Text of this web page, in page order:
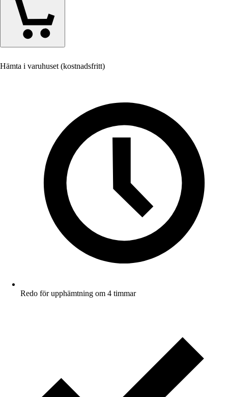
Hämta i varuhuset (kostnadsfritt)
Redo för upphämtning om 4 timmar